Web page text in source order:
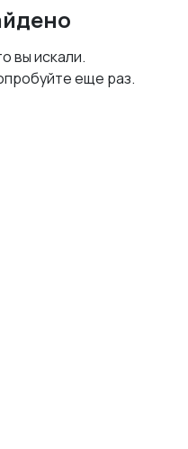
вы искали.
еще раз.